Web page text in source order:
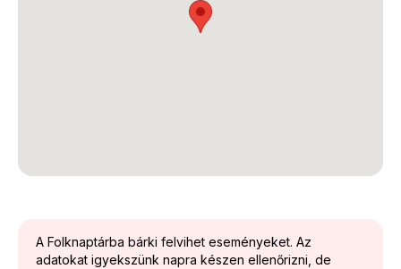
A Folknaptárba bárki felvihet eseményeket. Az
adatokat igyekszünk napra készen ellenőrizni, de